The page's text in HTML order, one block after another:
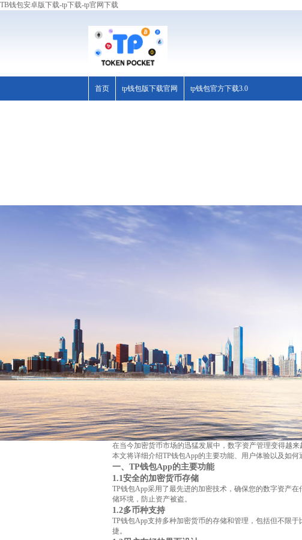
TB钱包安卓版下载-tp下载-tp官网下载
首页 tp钱包版下载官网 tp钱包官方下载3.0
在当今加密货币市场的迅猛发展中，数字资产管理变得越
本文将详细介绍TP钱包App的主要功能、用户体验以及如何
一、TP钱包App的主要功能
1.1安全的加密货币存储
TP钱包App采用了最先进的加密技术，确保您的数字资产
储环境，防止资产被盗。
1.2多币种支持
TP钱包App支持多种加密货币的存储和管理，包括但不限
捷。